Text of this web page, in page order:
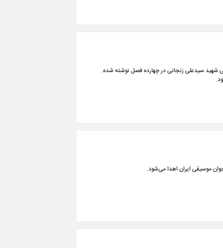
براساس زندگی شهید سیدعلی زنجانی در چهارده فصل نوشته شده.
موسیقی ایران اهدا می‌‏شود.